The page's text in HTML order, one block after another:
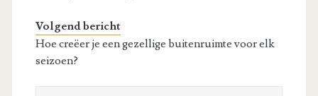
Volgend bericht
Hoe creëer je een gezellige buitenruimte voor elk
seizoen?